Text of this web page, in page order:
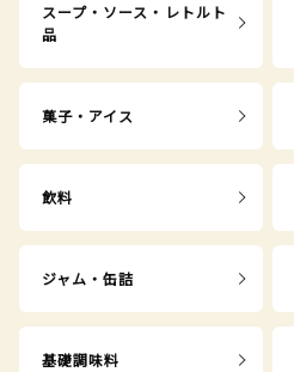
スープ・ソース・レトルト
品
菓子・アイス
飲料
ジャム・缶詰
基礎調味料